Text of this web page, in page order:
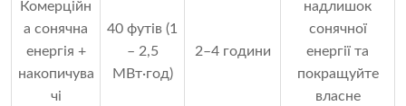
Комерційн
а сонячна
енергія +
накопичува
чі
40 футів (1
– 2,5
МВт·год)
2–4 години
надлишок
сонячної
енергії та
покращуйте
власне